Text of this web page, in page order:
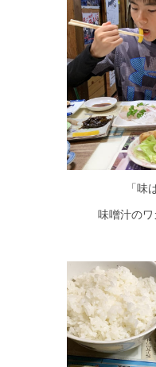
「味
味噌汁のワ